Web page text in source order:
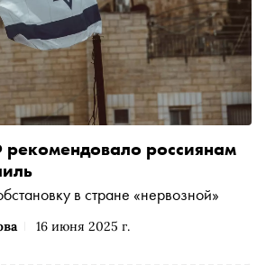
16 июня 2025 г.
рекомендовало россиянам
в стране «нервозной»